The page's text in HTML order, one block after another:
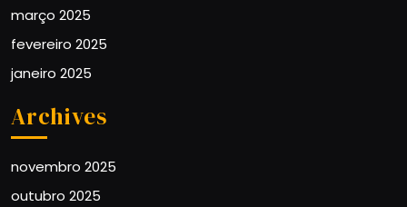
março 2025
fevereiro 2025
janeiro 2025
Archives
novembro 2025
outubro 2025